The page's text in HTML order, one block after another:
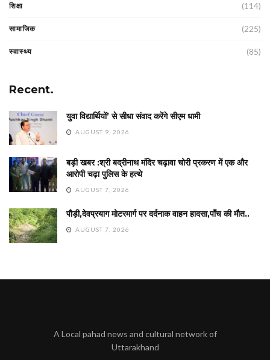
शिक्षा (114)
सामाजिक (225)
स्वास्थ्य (85)
Recent.
युवा विद्यार्थियों’ से सीधा संवाद करेंगे सीएम धामी
AUGUST 9, 2026
बड़ी खबर :श्री बद्रीनाथ मंदिर चढ़ावा चोरी प्रकरण में एक और
आरोपी चढ़ा पुलिस के हत्थे
AUGUST 7, 2026
पौड़ी,देवप्रयाग मोटरमार्ग पर दर्दनाक वाहन हादसा,पाँच की मौत..
AUGUST 7, 2026
A Local pahad news and cultural network of
Uttarakhand